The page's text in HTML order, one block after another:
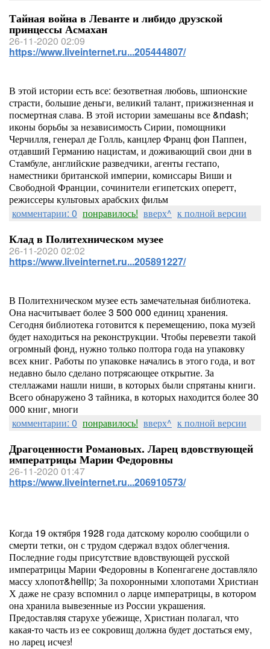
Тайная война в Леванте и либидо друзской
принцессы Асмахан
26-11-2020 02:09
https://www.liveinternet.ru...205444807/
В этой истории есть все: безответная любовь, шпионские
страсти, большие деньги, великий талант, прижизненная и
посмертная слава. В этой истории замешаны все &ndash;
иконы борьбы за независимость Сирии, помощники
Черчилля, генерал де Голль, канцлер Франц фон Паппен,
отдавший Германию нацистам, и доживающий свои дни в
Стамбуле, английские разведчики, агенты гестапо,
наместники британской империи, комиссары Виши и
Свободной Франции, сочинители египетских оперетт,
режиссеры культовых арабских фильм
комментарии: 0 понравилось! вверх^ к полной версии
Клад в Политехническом музее
26-11-2020 02:02
https://www.liveinternet.ru...205891227/
В Политехническом музее есть замечательная библиотека.
Она насчитывает более 3 500 000 единиц хранения.
Сегодня библиотека готовится к перемещению, пока музей
будет находиться на реконструкции. Чтобы перевезти такой
огромный фонд, нужно только полтора года на упаковку
всех книг. Работы по упаковке начались в этого года, и вот
недавно было сделано потрясающее открытие. За
стеллажами нашли ниши, в которых были спрятаны книги.
Всего обнаружено 3 тайника, в которых находится более 30
000 книг, многи
комментарии: 0 понравилось! вверх^ к полной версии
Драгоценности Романовых. Ларец вдовствующей
императрицы Марии Федоровны
26-11-2020 01:47
https://www.liveinternet.ru...206910573/
Когда 19 октября 1928 года датскому королю сообщили о
смерти тетки, он с трудом сдержал вздох облегчения.
Последние годы присутствие вдовствующей русской
императрицы Марии Федоровны в Копенгагене доставляло
массу хлопот&hellip; За похоронными хлопотами Христиан
Х даже не сразу вспомнил о ларце императрицы, в котором
она хранила вывезенные из России украшения.
Предоставляя старухе убежище, Христиан полагал, что
какая-то часть из ее сокровищ должна будет достаться ему,
но ларец исчез!